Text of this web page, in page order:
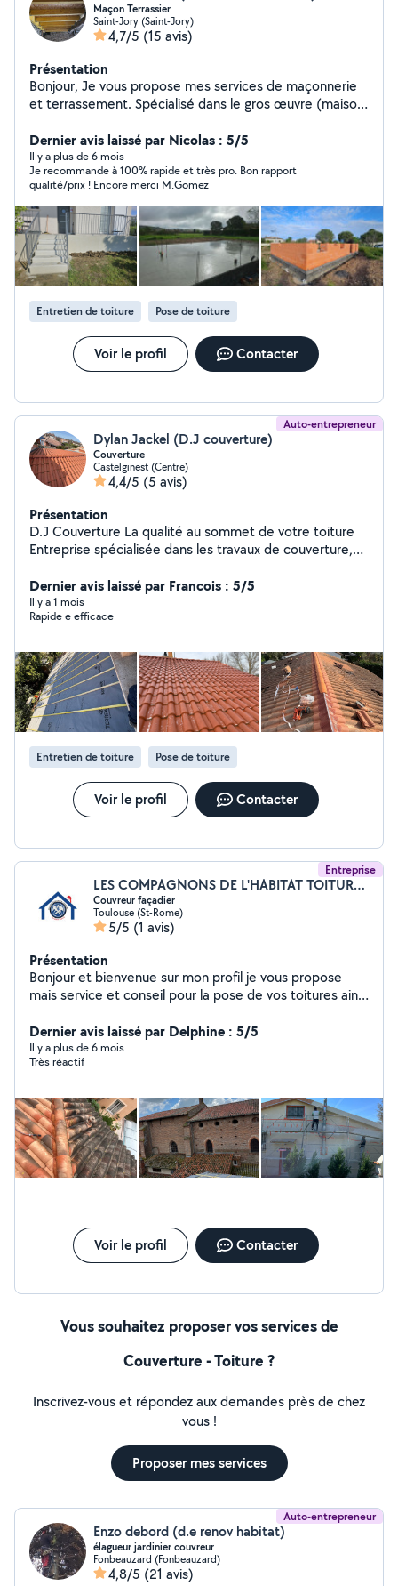
Maçon Terrassier
Saint-Jory (Saint-Jory)
4,7/5 (15 avis)
Présentation
Bonjour, Je vous propose mes services de maçonnerie
et terrassement. Spécialisé dans le gros œuvre (maison
terrassement, démolition, étalement des terres et
évacuation des gravats ou terres). Devis gratuit et
intervention rapide. Je réponds à toutes vos questions.
Dernier avis laissé par Nicolas : 5/5
Il y a plus de 6 mois
Je recommande à 100% rapide et très pro. Bon rapport
qualité/prix ! Encore merci M.Gomez
Entretien de toiture Pose de toiture
Voir le profil Contacter
Auto-entrepreneur
Dylan Jackel (D.J couverture)
Couverture
Castelginest (Centre)
4,4/5 (5 avis)
Présentation
D.J Couverture La qualité au sommet de votre toiture
Entreprise spécialisée dans les travaux de couverture,
professionnalisme au service de tous vos projets. Que
vous ayez besoin d'une rénovation complète, d'un
dépannage, d'un entretien, ou de la pose d'une toiture
et conforme aux normes du bâtiment.
Dernier avis laissé par Francois : 5/5
Il y a 1 mois
Rapide e efficace
Entretien de toiture Pose de toiture
Voir le profil Contacter
Entreprise
LES COMPAGNONS DE L'HABITAT TOITURE DE FRANCE
Couvreur façadier
Toulouse (St-Rome)
5/5 (1 avis)
Présentation
Bonjour et bienvenue sur mon profil je vous propose
mais service et conseil pour la pose de vos toitures ainsi
gouttière recherche de fuite ,nous somme aussi la pour
vos façades également n'hésiter pas à me contacter
pour plus de renseignements équipé professionnel et
Dernier avis laissé par Delphine : 5/5
Il y a plus de 6 mois
Très réactif
Voir le profil Contacter
Vous souhaitez proposer vos services de
Couverture - Toiture ?
Inscrivez-vous et répondez aux demandes près de chez
vous !
Proposer mes services
Auto-entrepreneur
Enzo debord (d.e renov habitat)
élagueur jardinier couvreur
Fonbeauzard (Fonbeauzard)
4,8/5 (21 avis)